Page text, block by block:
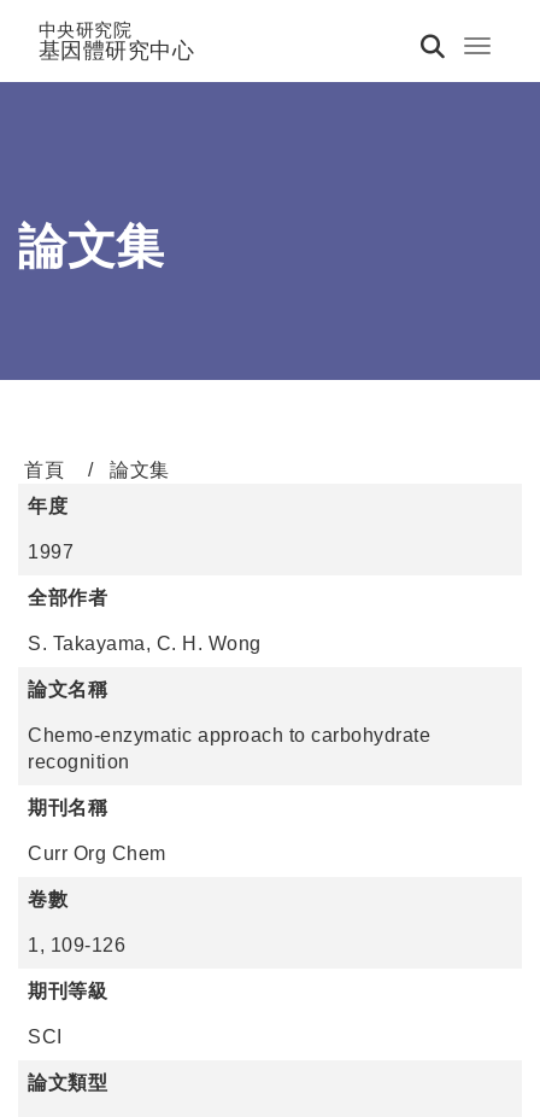
Toggle
中央研究院
基因體研究中心
論文集
首頁
論文集
年度
1997
全部作者
S. Takayama, C. H. Wong
論文名稱
Chemo-enzymatic approach to carbohydrate
recognition
期刊名稱
Curr Org Chem
卷數
1, 109-126
期刊等級
SCI
論文類型